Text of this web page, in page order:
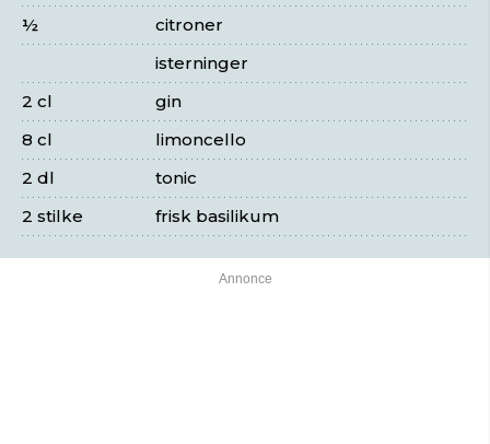
citroner
½
isterninger
gin
2 cl
limoncello
8 cl
tonic
2 dl
frisk basilikum
2 stilke